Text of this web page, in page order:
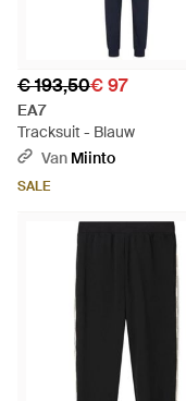
€ 193,50€ 97
EA7
Tracksuit - Blauw
Van Miinto
SALE